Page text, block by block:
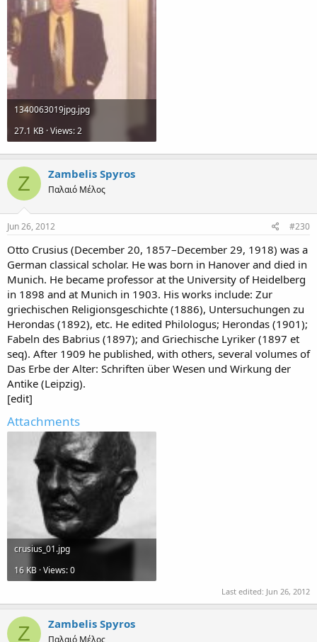
1340063019jpg.jpg
27.1 KB · Views: 2
Z Zambelis Spyros
Παλαιό Μέλος
Jun 26, 2012 #230
Otto Crusius (December 20, 1857–December 29, 1918) was a
German classical scholar. He was born in Hanover and died in
Munich. He became professor at the University of Heidelberg
in 1898 and at Munich in 1903. His works include: Zur
griechischen Religionsgeschichte (1886), Untersuchungen zu
Herondas (1892), etc. He edited Philologus; Herondas (1901);
Fabeln des Babrius (1897); and Griechische Lyriker (1897 et
seq). After 1909 he published, with others, several volumes of
Das Erbe der Alter: Schriften über Wesen und Wirkung der
Antike (Leipzig).
[edit]
Attachments
crusius_01.jpg
16 KB · Views: 0
Last edited: Jun 26, 2012
Z Zambelis Spyros
Παλαιό Μέλος